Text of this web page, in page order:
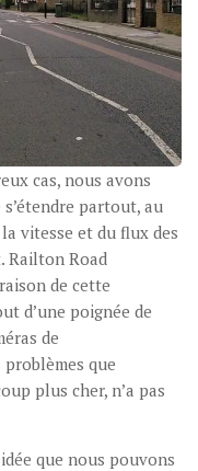
cas, nous avons
partout, au
vitesse et du flux des
Railton Road
de cette
d’une poignée de
de
que
plus cher, n’a pas
que nous pouvons